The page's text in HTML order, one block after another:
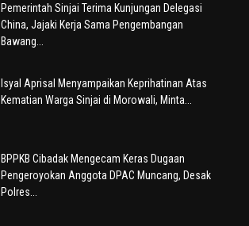
Pemerintah Sinjai Terima Kunjungan Delegasi
China, Jajaki Kerja Sama Pengembangan
Bawang...
Isyal Aprisal Menyampaikan Keprihatinan Atas
Kematian Warga Sinjai di Morowali, Minta...
BPPKB Cibadak Mengecam Keras Dugaan
Pengeroyokan Anggota DPAC Muncang, Desak
Polres...